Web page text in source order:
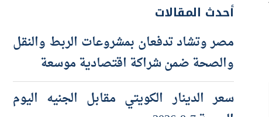
والصحة ضمن شراكة اقتصادية موسعة
سعر الدينار الكويتي مقابل الجنيه اليوم
الجمعة 7-8-2026